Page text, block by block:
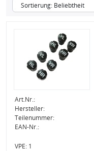
Art.Nr.:
Hersteller:
Teilenummer:
EAN-Nr.:
VPE: 1